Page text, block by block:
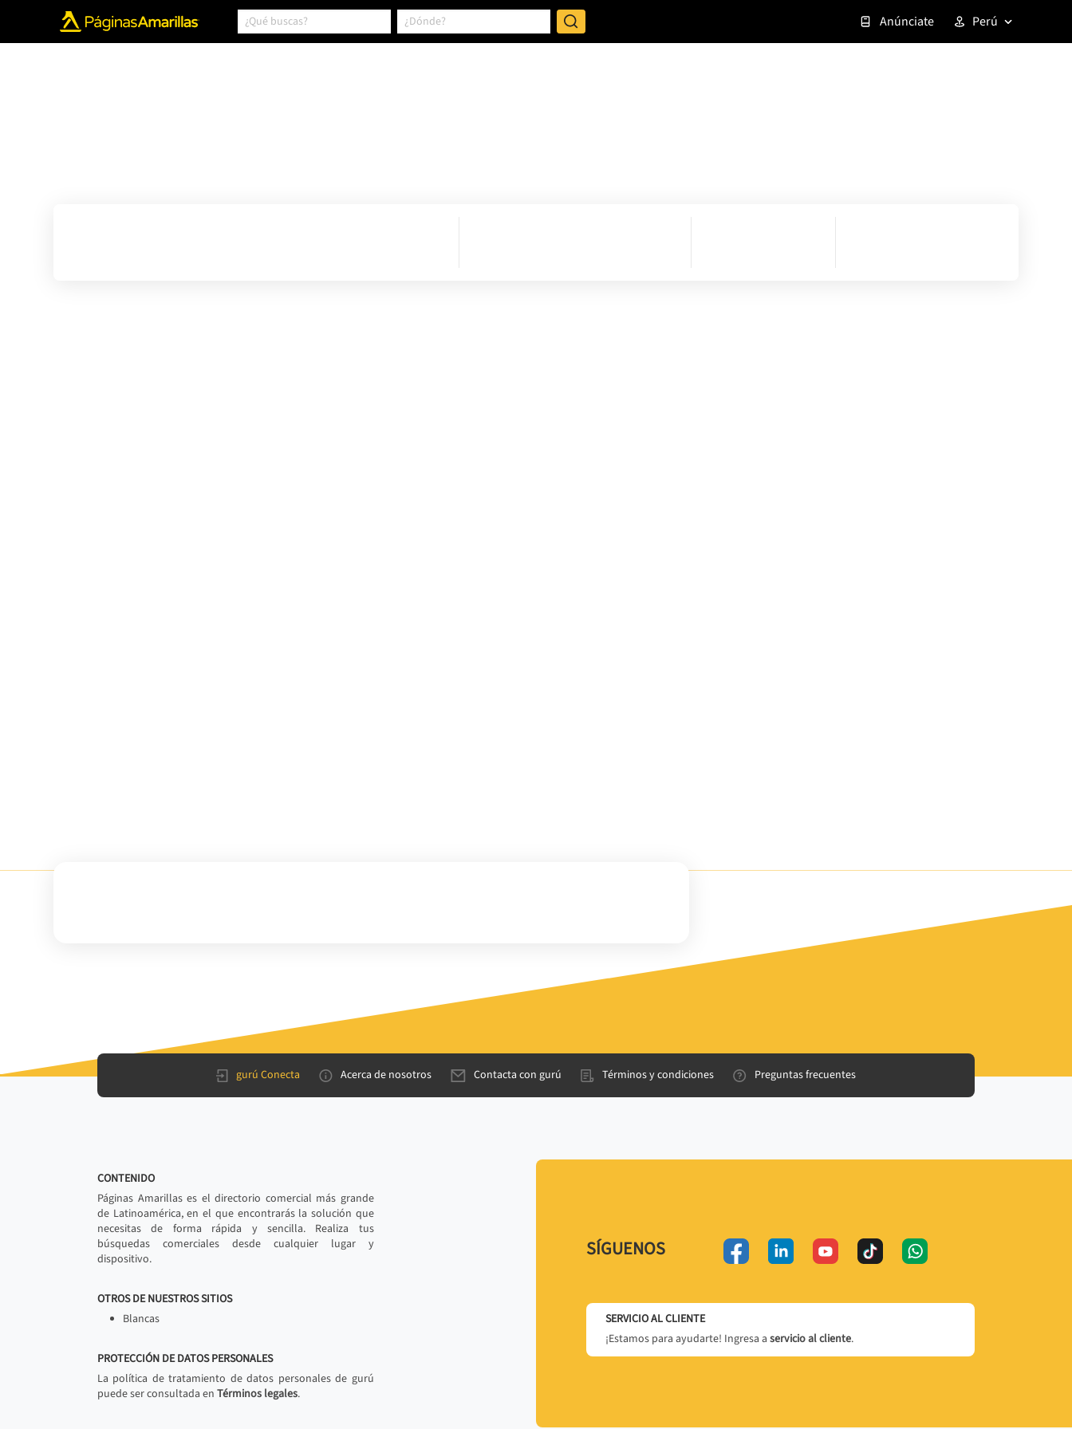
Anúnciate Perú
gurú Conecta Acerca de nosotros Contacta con gurú Términos y condiciones Preguntas frecuentes
CONTENIDO
Páginas Amarillas es el directorio comercial más grande
de Latinoamérica, en el que encontrarás la solución que
necesitas de forma rápida y sencilla. Realiza tus
búsquedas comerciales desde cualquier lugar y
dispositivo.
OTROS DE NUESTROS SITIOS
Blancas
PROTECCIÓN DE DATOS PERSONALES
La política de tratamiento de datos personales de gurú
puede ser consultada en Términos legales.
SÍGUENOS
SERVICIO AL CLIENTE
¡Estamos para ayudarte! Ingresa a servicio al cliente.